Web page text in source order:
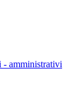
- amministrativi